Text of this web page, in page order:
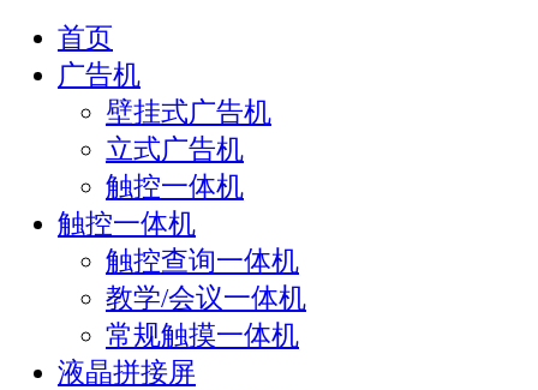
首页
广告机
壁挂式广告机
立式广告机
触控一体机
触控一体机
触控查询一体机
教学/会议一体机
常规触摸一体机
液晶拼接屏